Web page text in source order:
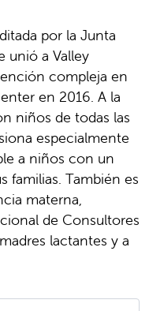
por la Junta
unió a Valley
compleja en
en 2016. A la
niños de todas las
especialmente
a niños con un
familias. También es
materna,
de Consultores
lactantes y a